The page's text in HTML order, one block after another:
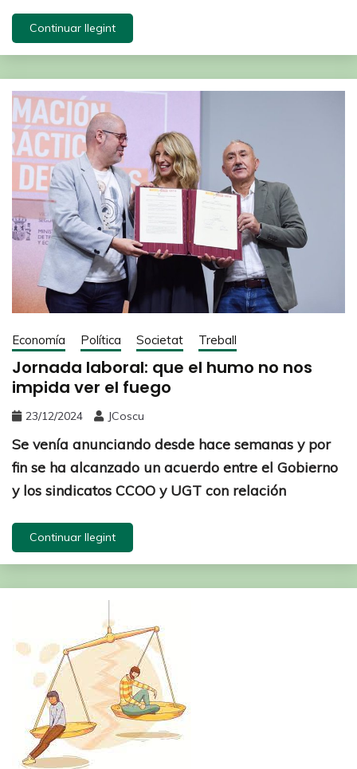
Continuar llegint
Economía Política Societat Treball
Jornada laboral: que el humo no nos
impida ver el fuego
23/12/2024 JCoscu
Se venía anunciando desde hace semanas y por
fin se ha alcanzado un acuerdo entre el Gobierno
y los sindicatos CCOO y UGT con relación
Continuar llegint